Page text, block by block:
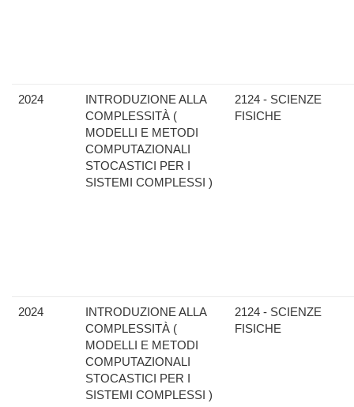
2024
INTRODUZIONE ALLA
COMPLESSITÀ (
MODELLI E METODI
COMPUTAZIONALI
STOCASTICI PER I
SISTEMI COMPLESSI )
2124 - SCIENZE
FISICHE
2024
INTRODUZIONE ALLA
COMPLESSITÀ (
MODELLI E METODI
COMPUTAZIONALI
STOCASTICI PER I
SISTEMI COMPLESSI )
2124 - SCIENZE
FISICHE